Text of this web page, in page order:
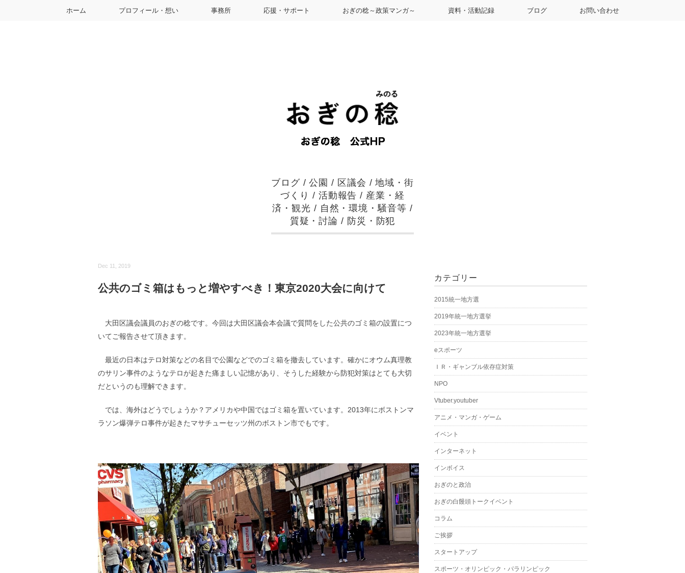
ホーム プロフィール・想い 事務所 応援・サポート おぎの稔～政策マンガ～ 資料・活動記録 ブログ お問い合わせ
ブログ/公園 / 区議会 /地域・街
づくり / 活動報告 / 産業・経
済・観光 / 自然・環境・騒音等 /
質疑・討論 / 防災・防犯
Dec 11, 2019
公共のゴミ箱はもっと増やすべき！東京2020大会に向けて
大田区議会議員のおぎの稔です。今回は大田区議会本会議で質問をした公共のゴミ箱の設置につ
いてご報告させて頂きます。
最近の日本はテロ対策などの名目で公園などでのゴミ箱を撤去しています。確かにオウム真理教
のサリン事件のようなテロが起きた痛ましい記憶があり、そうした経験から防犯対策はとても大切
だというのも理解できます。
では、海外はどうでしょうか？アメリカや中国ではゴミ箱を置いています。2013年にボストンマ
ラソン爆弾テロ事件が起きたマサチューセッツ州のボストン市でもです。
カテゴリー
2015統一地方選
2019年統一地方選挙
2023年統一地方選挙
eスポーツ
ＩＲ・ギャンブル依存症対策
NPO
Vtuber.youtuber
アニメ・マンガ・ゲーム
イベント
インターネット
インボイス
おぎのと政治
おぎの白饅頭トークイベント
コラム
ご挨拶
スタートアップ
スポーツ・オリンピック・パラリンピック